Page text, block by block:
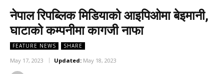
नेपाल रिपब्लिक मिडियाको आइपिओमा बेइमानी,
घाटाको कम्पनीमा कागजी नाफा
FEATURE NEWS SHARE
May 17, 2023 Updated: May 18, 2023